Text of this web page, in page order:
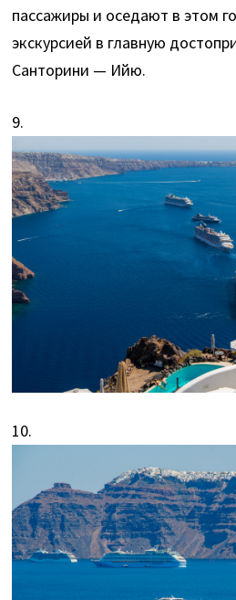
пассажиры и оседают в этом
экскурсией в главную
Санторини — Ийю.
9.
10.